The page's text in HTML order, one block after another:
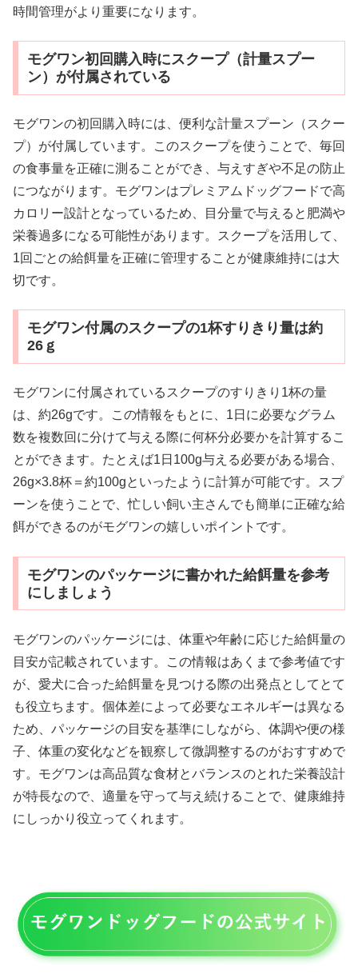
時間管理がより重要になります。
モグワン初回購入時にスクープ（計量スプー
ン）が付属されている
モグワンの初回購入時には、便利な計量スプーン（スクー
プ）が付属しています。このスクープを使うことで、毎回
の食事量を正確に測ることができ、与えすぎや不足の防止
につながります。モグワンはプレミアムドッグフードで高
カロリー設計となっているため、目分量で与えると肥満や
栄養過多になる可能性があります。スクープを活用して、
1回ごとの給餌量を正確に管理することが健康維持には大
切です。
モグワン付属のスクープの1杯すりきり量は約
26ｇ
モグワンに付属されているスクープのすりきり1杯の量
は、約26gです。この情報をもとに、1日に必要なグラム
数を複数回に分けて与える際に何杯分必要かを計算するこ
とができます。たとえば1日100g与える必要がある場合、
26g×3.8杯＝約100gといったように計算が可能です。スプ
ーンを使うことで、忙しい飼い主さんでも簡単に正確な給
餌ができるのがモグワンの嬉しいポイントです。
モグワンのパッケージに書かれた給餌量を参考
にしましょう
モグワンのパッケージには、体重や年齢に応じた給餌量の
目安が記載されています。この情報はあくまで参考値です
が、愛犬に合った給餌量を見つける際の出発点としてとて
も役立ちます。個体差によって必要なエネルギーは異なる
ため、パッケージの目安を基準にしながら、体調や便の様
子、体重の変化などを観察して微調整するのがおすすめで
す。モグワンは高品質な食材とバランスのとれた栄養設計
が特長なので、適量を守って与え続けることで、健康維持
にしっかり役立ってくれます。